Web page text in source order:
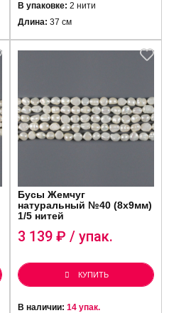
В упаковке: 2 нити
Длина: 37 см
Бусы Жемчуг
натуральный №40 (8х9мм)
1/5 нитей
3 139 ₽ / упак.
КУПИТЬ
В наличии: 14 упак.